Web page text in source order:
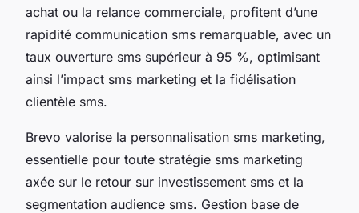
achat ou la relance commerciale, profitent d’une
rapidité communication sms remarquable, avec un
taux ouverture sms supérieur à 95 %, optimisant
ainsi l’impact sms marketing et la fidélisation
clientèle sms.
Brevo valorise la personnalisation sms marketing,
essentielle pour toute stratégie sms marketing
axée sur le retour sur investissement sms et la
segmentation audience sms. Gestion base de